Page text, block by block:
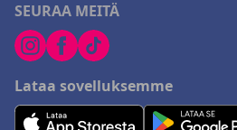
SEURAA MEITÄ
Lataa sovelluksemme